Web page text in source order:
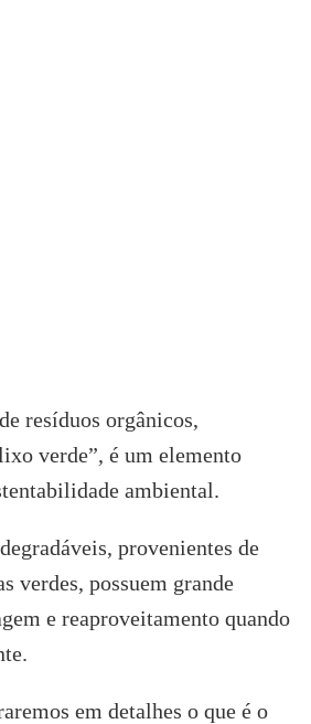
resíduos orgânicos,
verde”, é um elemento
ambiental.
provenientes de
verdes, possuem grande
e reaproveitamento quando
em detalhes o que é o